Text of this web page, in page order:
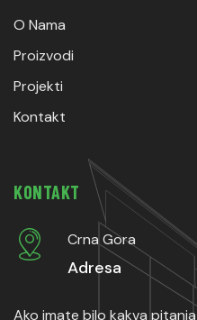
O Nama
Proizvodi
Projekti
Kontakt
KONTAKT
Crna Gora
Adresa
Ako imate bilo kakva